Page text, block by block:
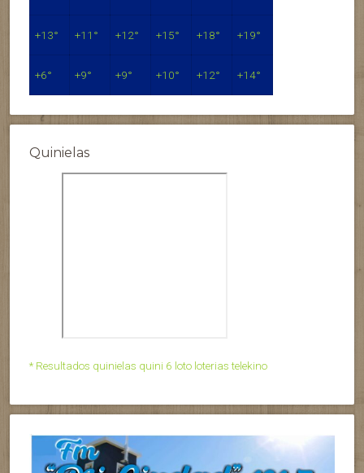
+13° +11° +12° +15° +18° +19°
+6° +9° +9° +10° +12° +14°
Quinielas
* Resultados quinielas quini 6 loto loterias telekino